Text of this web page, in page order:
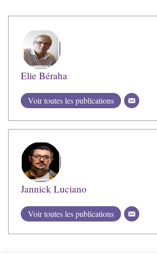
Elie Béraha
Voir toutes les publications
Jannick Luciano
Voir toutes les publications